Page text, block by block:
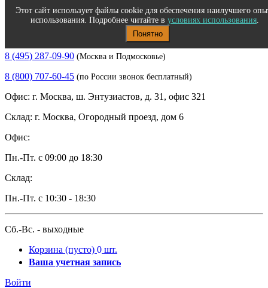
Полиграфическое и офисное оборудование
8 (495) 287-09-90 (Москва и Подмосковье)
8 (800) 707-60-45 (по России звонок бесплатный)
Офис: г. Москва, ш. Энтузиастов, д. 31, офис 321
Склад: г. Москва, Огородный проезд, дом 6
Офис:
Пн.-Пт. с 09:00 до 18:30
Склад:
Пн.-Пт. с 10:30 - 18:30
Сб.-Вс. - выходные
Корзина (пусто) 0 шт.
Ваша учетная запись
Войти
Этот сайт использует файлы cookie для обеспечения наилучшего
использования. Подробнее читайте в условиях использования.
Понятно